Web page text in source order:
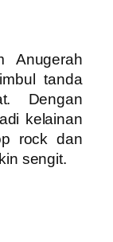
Anugerah
tanda
Dengan
kelainan
rock dan
sengit.